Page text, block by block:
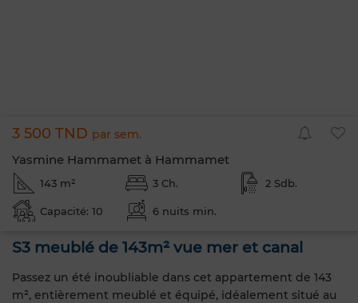
3 500 TND par sem.
Yasmine Hammamet à Hammamet
143 m² 3 Ch. 2 Sdb.
Capacité: 10 6 nuits min.
S3 meublé de 143m² vue mer et canal
Passez un été inoubliable dans cet appartement de 143
m², entièrement meublé et équipé, idéalement situé au